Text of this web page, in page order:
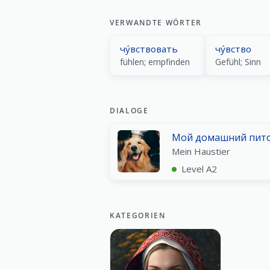
VERWANDTE WÖRTER
чу́вствовать
fühlen; empfinden
чу́вство
Gefühl; Sinn
DIALOGE
Мой домашний
Mein Haustier
Level A2
KATEGORIEN